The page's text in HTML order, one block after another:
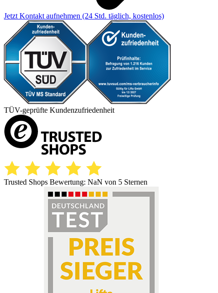
Jetzt Kontakt aufnehmen (24 Std. täglich, kostenlos)
TÜV-geprüfte Kundenzufriedenheit
Trusted Shops Bewertung: NaN von 5 Sternen